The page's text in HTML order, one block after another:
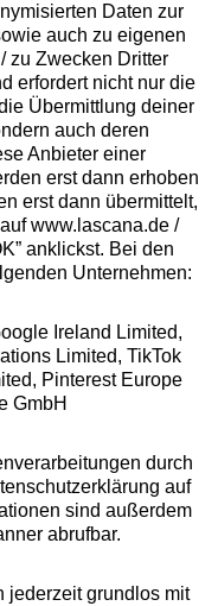
Daten zur
auch zu eigenen
zu Zwecken Dritter
erfordert nicht nur die
Übermittlung deiner
auch deren
Anbieter einer
erst dann erhoben
erst dann übermittelt,
www.lascana.de /
anklickst. Bei den
Unternehmen:
Ireland Limited,
Limited, TikTok
Pinterest Europe
GmbH
durch
auf
sind außerdem
abrufbar.
jederzeit grundlos mit